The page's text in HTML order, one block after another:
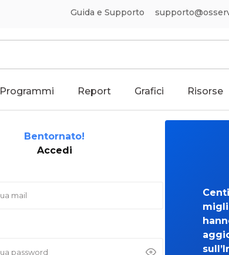
Guida e Supporto
Programmi Report Grafici Risorse
Bentornato!
Accedi